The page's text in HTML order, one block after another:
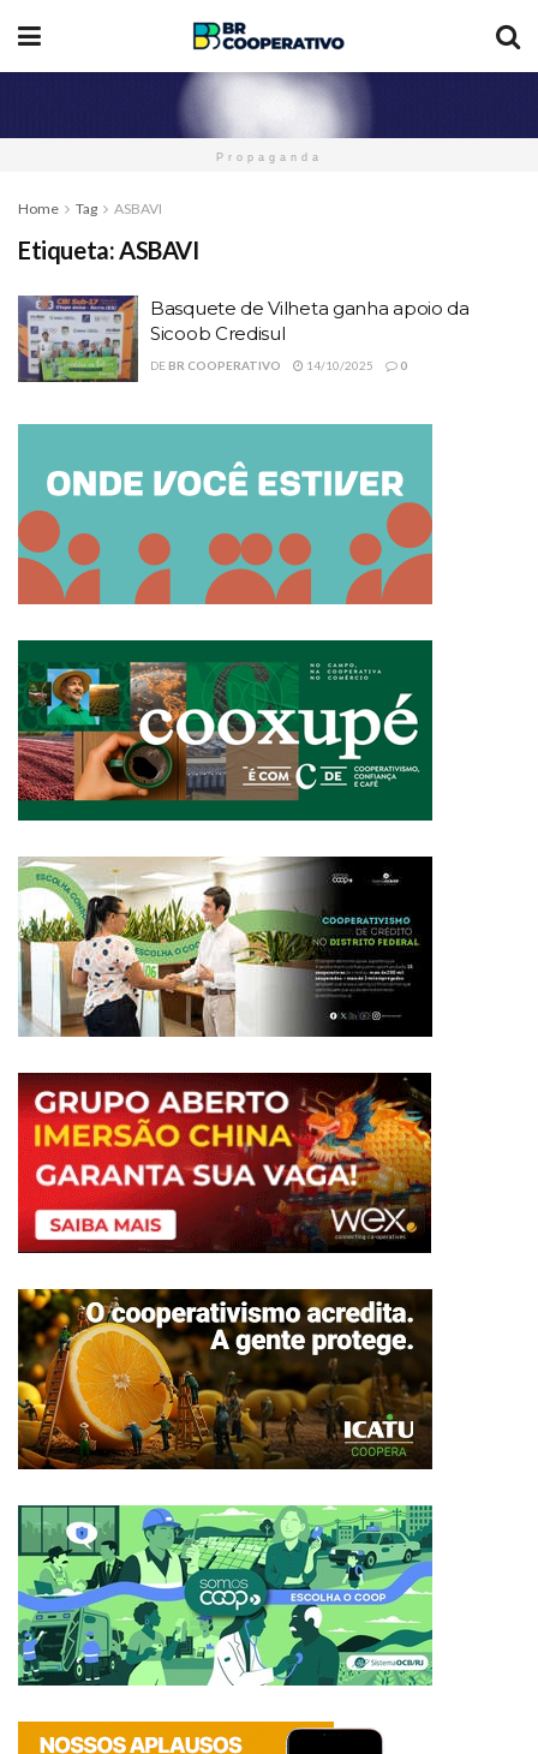
Propaganda
Home Tag ASBAVI
Etiqueta:ASBAVI
Basquete de Vilheta ganha apoio da
Sicoob Credisul
DE BR COOPERATIVO 14/10/2025 0